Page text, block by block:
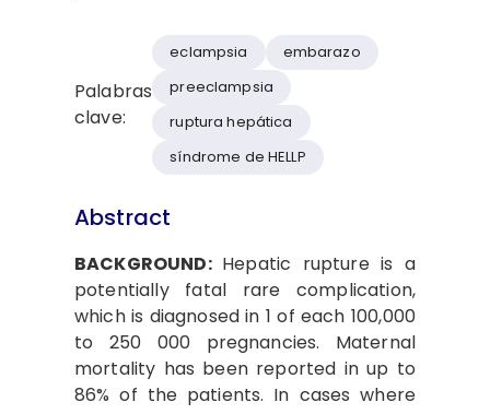
Palabras
clave:
eclampsia
embarazo
preeclampsia
ruptura hepática
síndrome de HELLP
Abstract
BACKGROUND: Hepatic rupture is a
potentially fatal rare complication,
which is diagnosed in 1 of each 100,000
to 250 000 pregnancies. Maternal
mortality has been reported in up to
86% of the patients. In cases where